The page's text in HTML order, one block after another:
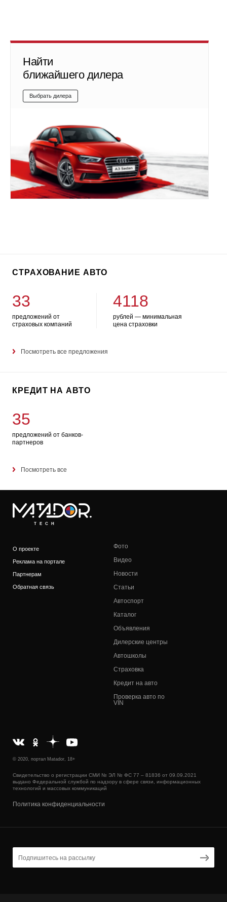
Найти
ближайшего дилера
Выбрать дилера
СТРАХОВАНИЕ АВТО
33
предложений от
страховых компаний
4118
рублей — минимальная
цена страховки
Посмотреть все предложения
КРЕДИТ НА АВТО
35
предложений от банков-
партнеров
Посмотреть все
TECH
О проекте
Реклама на портале
Партнерам
Обратная связь
Фото
Видео
Новости
Статьи
Автоспорт
Каталог
Объявления
Дилерские центры
Автошколы
Страховка
Кредит на авто
Проверка авто по
VIN
© 2020, портал Matador, 18+
Свидетельство о регистрации СМИ № ЭЛ № ФС 77 – 81836 от 09.09.2021
выдано Федеральной службой по надзору в сфере связи, информационных
технологий и массовых коммуникаций
Политика конфиденциальности